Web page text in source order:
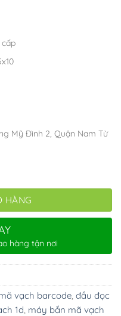
₫.
Mỹ Đình 2, Quận Nam Từ
HÀNG
hàng tận nơi
vạch barcode đầu đọc
1d máy bắn mã vạch